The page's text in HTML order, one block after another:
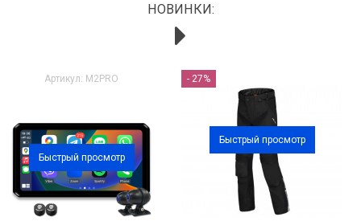
НОВИНКИ:
Артикул: M2PRO
Быстрый просмотр
- 27%
Быстрый просмотр